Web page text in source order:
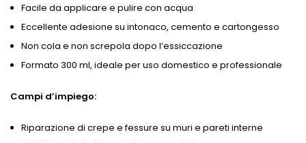
Facile da applicare e pulire con acqua
Eccellente adesione su intonaco, cemento e cartongesso
Non cola e non screpola dopo l’essiccazione
Formato 300 ml, ideale per uso domestico e professionale
Campi d’impiego:
Riparazione di crepe e fessure su muri e pareti interne